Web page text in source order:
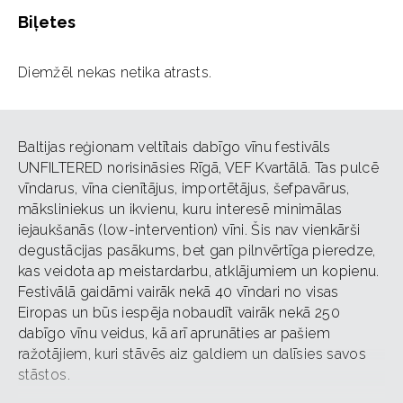
Biļetes
Diemžēl nekas netika atrasts.
Baltijas reģionam veltītais dabīgo vīnu festivāls
UNFILTERED norisināsies Rīgā, VEF Kvartālā. Tas pulcē
vīndarus, vīna cienītājus, importētājus, šefpavārus,
māksliniekus un ikvienu, kuru interesē minimālas
iejaukšanās (low-intervention) vīni. Šis nav vienkārši
degustācijas pasākums, bet gan pilnvērtīga pieredze,
kas veidota ap meistardarbu, atklājumiem un kopienu.
Festivālā gaidāmi vairāk nekā 40 vīndari no visas
Eiropas un būs iespēja nobaudīt vairāk nekā 250
dabīgo vīnu veidus, kā arī aprunāties ar pašiem
ražotājiem, kuri stāvēs aiz galdiem un dalīsies savos
stāstos.